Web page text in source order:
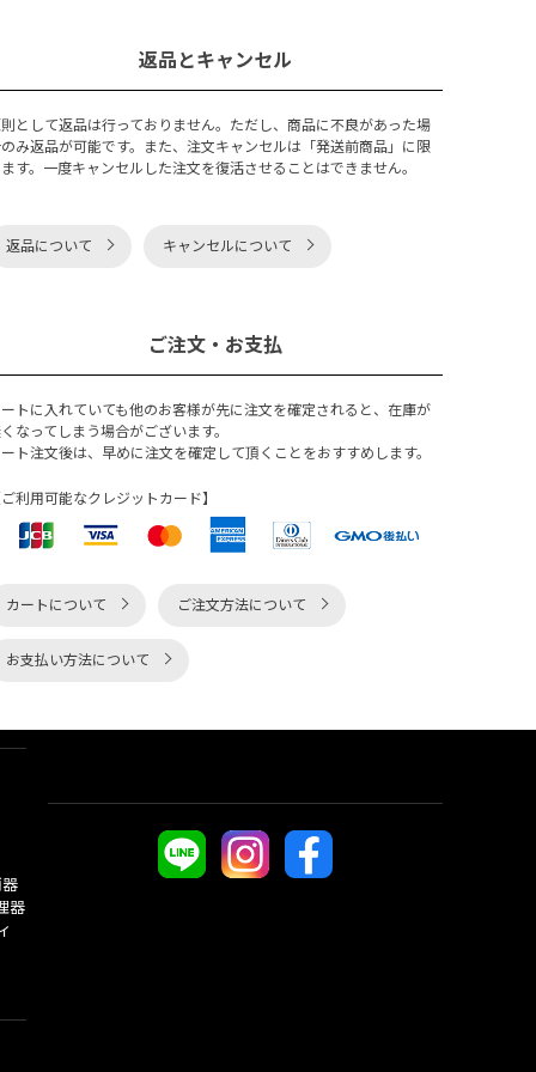
返品とキャンセル
として返品は行っておりません。ただし、商品に不良があった場
み返品が可能です。また、注文キャンセルは「発送前商品」に限
す。一度キャンセルした注文を復活させることはできません。
返品について キャンセルについて
ご注文・お支払
トに入れていても他のお客様が先に注文を確定されると、在庫が
なってしまう場合がございます。
ト注文後は、早めに注文を確定して頂くことをおすすめします。
利用可能なクレジットカード】
カートについて ご注文方法について
お支払い方法について
器